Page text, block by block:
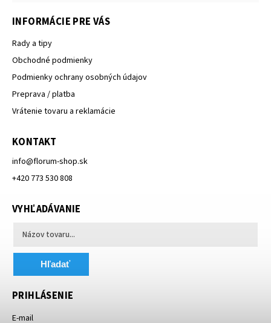
INFORMÁCIE PRE VÁS
Rady a tipy
Obchodné podmienky
Podmienky ochrany osobných údajov
Preprava / platba
Vrátenie tovaru a reklamácie
KONTAKT
info@florum-shop.sk
+420 773 530 808
VYHĽADÁVANIE
Hľadať
PRIHLÁSENIE
E-mail